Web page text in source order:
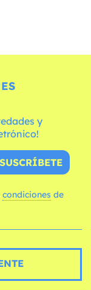
y
SUSCRÍBETE
condiciones